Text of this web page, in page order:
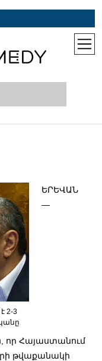
open
2-3
ԵՐԵՎԱՆ
—
որ Հայաստանում
թվաքանակի